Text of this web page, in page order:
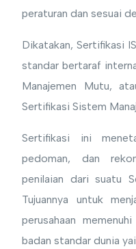
peraturan dan sesuai
Dikatakan, Sertifikasi
standar bertaraf
Manajemen Mutu,
Sertifikasi Sistem
Sertifikasi ini
pedoman, dan
penilaian dari suatu
Tujuannya untuk
perusahaan
badan standar dunia